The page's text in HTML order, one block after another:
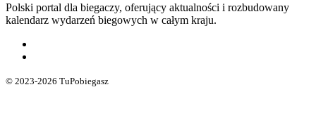
Polski portal dla biegaczy, oferujący aktualności i rozbudowany
kalendarz wydarzeń biegowych w całym kraju.
© 2023-2026 TuPobiegasz